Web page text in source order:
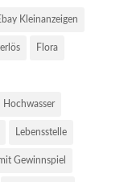
Kleinanzeigen
Flora
Hochwasser
Lebensstelle
Gewinnspiel